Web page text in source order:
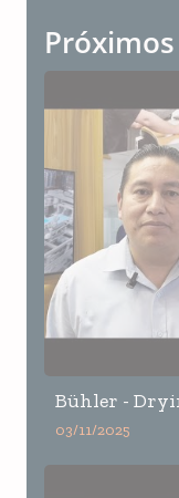
Bühler -
03/11/2025